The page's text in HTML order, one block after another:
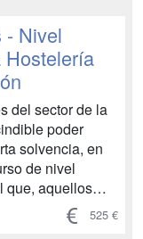
la atención a
ingl...
- Nivel
Hostelería
del sector de la
poder
solvencia, en
de nivel
que, aquellos
de este idioma,
y,
525 €